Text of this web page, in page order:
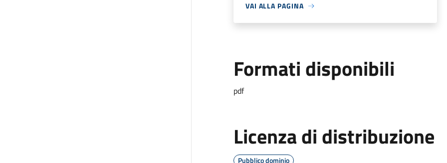
VAI ALLA PAGINA
Formati disponibili
pdf
Licenza di distribuzione
Pubblico dominio